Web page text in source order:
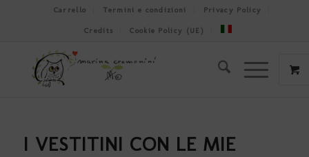
Carrello Termini e condizioni Privacy Policy
Credits Cookie Policy (UE)
I VESTITINI CON LE MIE